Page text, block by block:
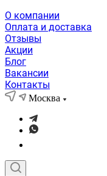
О компании
Оплата и доставка
Отзывы
Акции
Блог
Вакансии
Контакты
Москва